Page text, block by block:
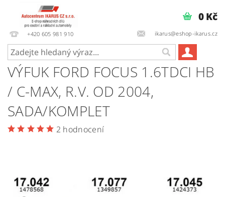
+420 605 981 910 ikarus@eshop-ikarus.cz
0 Kč
VÝFUK FORD FOCUS 1.6TDCI HB
/ C-MAX, R.V. OD 2004,
SADA/KOMPLET
2 hodnocení